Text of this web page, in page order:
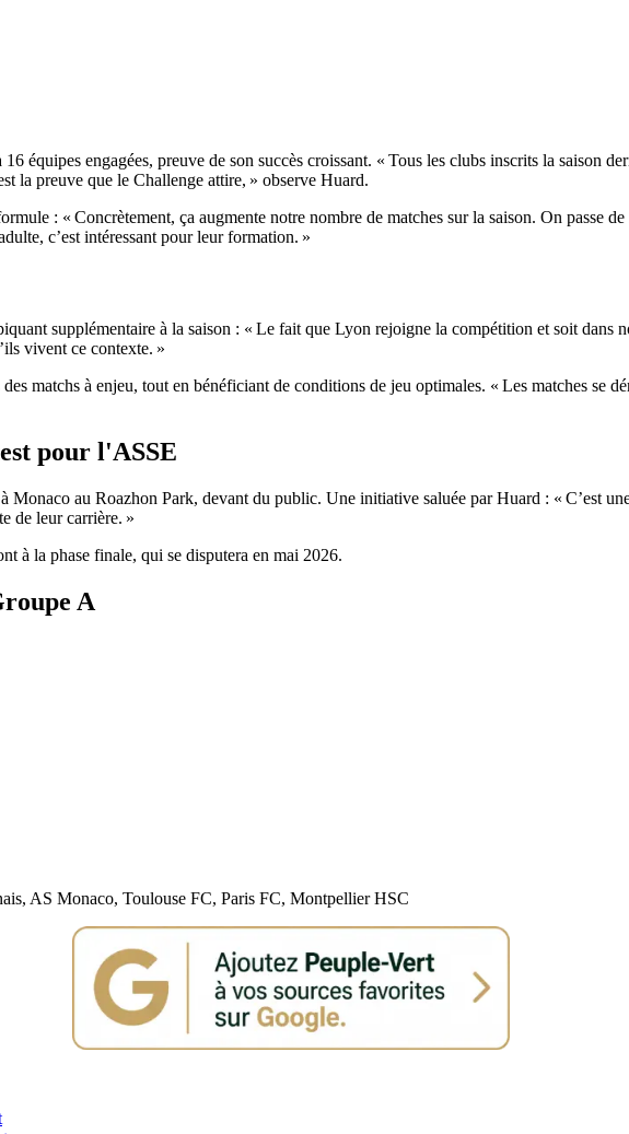
équipes engagées, preuve de son succès croissant. « Tous les clubs inscrits la saison
la preuve que le Challenge attire, » observe Huard.
: « Concrètement, ça augmente notre nombre de matches sur la saison. On passe
c’est intéressant pour leur formation. »
supplémentaire à la saison : « Le fait que Lyon rejoigne la compétition et soit dans
vivent ce contexte. »
matchs à enjeu, tout en bénéficiant de conditions de jeu optimales. « Les matches se
pour l'ASSE
au Roazhon Park, devant du public. Une initiative saluée par Huard : « C’est
de leur carrière. »
à la phase finale, qui se disputera en mai 2026.
A
AS Monaco, Toulouse FC, Paris FC, Montpellier HSC